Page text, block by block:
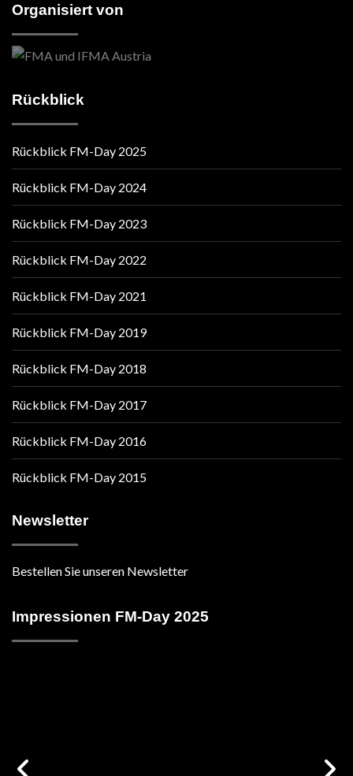
Organisiert von
Rückblick
Rückblick FM-Day 2025
Rückblick FM-Day 2024
Rückblick FM-Day 2023
Rückblick FM-Day 2022
Rückblick FM-Day 2021
Rückblick FM-Day 2019
Rückblick FM-Day 2018
Rückblick FM-Day 2017
Rückblick FM-Day 2016
Rückblick FM-Day 2015
Newsletter
Bestellen Sie unseren Newsletter
Impressionen FM-Day 2025